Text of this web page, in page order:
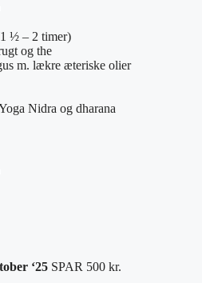
½ – 2 timer)
og the
m. lækre æteriske olier
Nidra og dharana
‘25 SPAR 500 kr.